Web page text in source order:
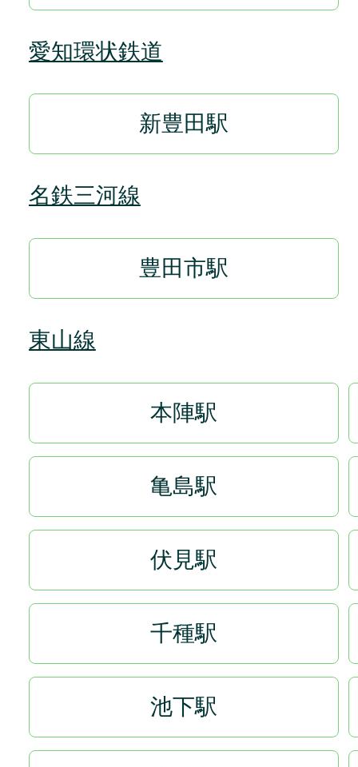
愛知環状鉄道
新豊田駅
名鉄三河線
豊田市駅
東山線
本陣駅
亀島駅
伏見駅
千種駅
池下駅